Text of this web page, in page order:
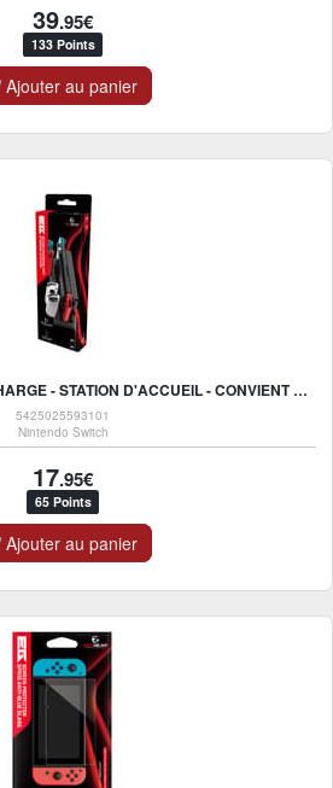
39.95€
133 Points
Ajouter au panier
EGOGEAR - STATION DE CHARGE - STATION D'ACCUEIL - CONVIENT POUR 4 JOY- CON + 8 JEUX SWITCH
5425025593101
Nintendo Switch
17.95€
65 Points
Ajouter au panier